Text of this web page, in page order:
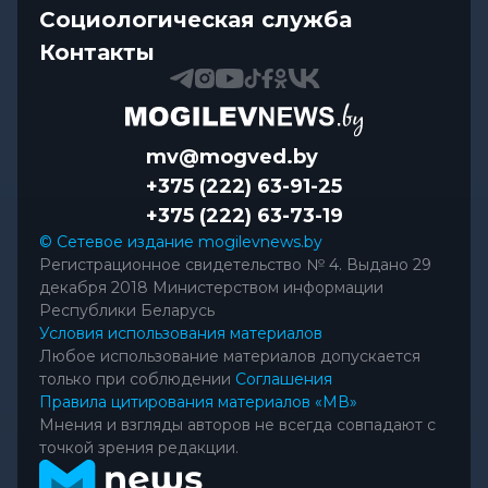
Социологическая служба
Контакты
mv@mogved.by
+375 (222) 63-91-25
+375 (222) 63-73-19
© Сетевое издание mogilevnews.by
Регистрационное свидетельство № 4. Выдано 29
декабря 2018 Министерством информации
Республики Беларусь
Условия использования материалов
Любое использование материалов допускается
только при соблюдении Соглашения
Правила цитирования материалов «МВ»
Мнения и взгляды авторов не всегда совпадают с
точкой зрения редакции.